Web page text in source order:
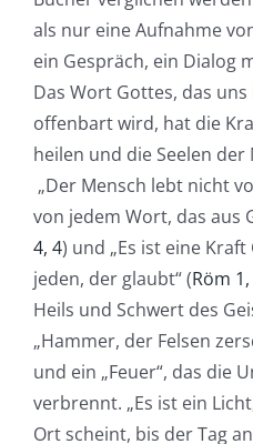
als nur eine Aufnahme
ein Gespräch, ein Dialog
Das Wort Gottes, das
offenbart wird, hat die
heilen und die Seelen
„Der Mensch lebt nicht
von jedem Wort, das aus
4, 4) und „Es ist eine
jeden, der glaubt“ (Röm
Heils und Schwert des
„Hammer, der Felsen
und ein „Feuer“, das die
verbrennt. „Es ist ein
Ort scheint, bis der Tag